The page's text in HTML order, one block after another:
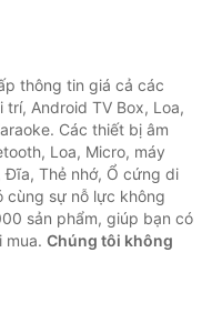
thông tin giá cả các
Android TV Box, Loa,
Các thiết bị âm
Loa, Micro, máy
Đĩa, Thẻ nhớ, Ổ cứng di
cùng sự nỗ lực không
sản phẩm, giúp bạn có
mua. Chúng tôi không